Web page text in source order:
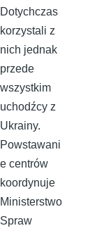
Dotychczas
korzystali z
nich jednak
przede
wszystkim
uchodźcy z
Ukrainy.
Powstawani
e centrów
koordynuje
Ministerstwo
Spraw